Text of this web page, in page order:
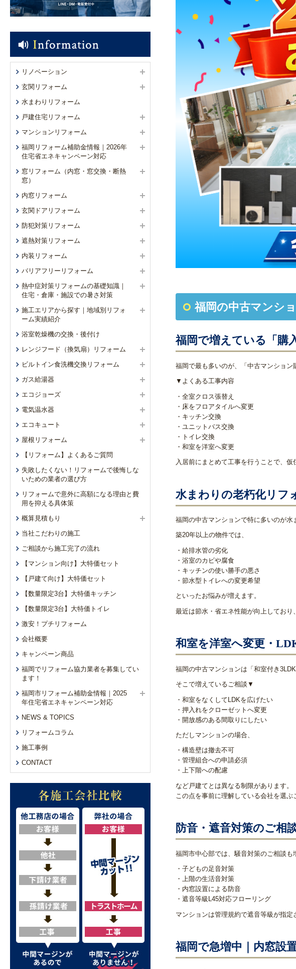
福岡の中古マンシ
福岡で増えている「購
福岡で最も多いのが、「中古マンション
▼よくある工事内容
・全室クロス張替え
・床をフロアタイルへ変更
・キッチン交換
・ユニットバス交換
・トイレ交換
・和室を洋室へ変更
入居前にまとめて工事を行うことで、
水まわりの老朽化リフ
福岡の中古マンションで特に多いのが水
築20年以上の物件では、
・給排水管の劣化
・浴室のカビや腐食
・キッチンの使い勝手の悪さ
・節水型トイレへの変更希望
といったお悩みが増えます。
最近は節水・省エネ性能が向上しており
和室を洋室へ変更・
福岡の中古マンションは「和室付き
そこで増えているご相談▼
・和室をなくしてLDKを広げたい
・押入れをクローゼットへ変更
・開放感のある間取りにしたい
ただしマンションの場合、
・構造壁は撤去不可
・管理組合への申請必須
・上下階への配慮
など戸建てとは異なる制限があります。
この点を事前に理解している会社を選ぶ
防音・遮音対策のご相
福岡市中心部では、騒音対策のご相談も
・子どもの足音対策
・上階の生活音対策
・内窓設置による防音
・遮音等級L45対応フローリング
マンションは管理規約で遮音等級が指定
福岡で急増中｜内窓設
リノベーション
玄関リフォーム
水まわりリフォーム
戸建住宅リフォーム
マンションリフォーム
福岡リフォーム補助金情報｜2026年
住宅省エネキャンペーン対応
窓リフォーム（内窓・窓交換・断熱
窓）
内窓リフォーム
玄関ドアリフォーム
防犯対策リフォーム
遮熱対策リフォーム
内装リフォーム
バリアフリーリフォーム
熱中症対策リフォームの基礎知識｜
住宅・倉庫・施設での暑さ対策
施工エリアから探す｜地域別リフォ
ーム実績紹介
浴室乾燥機の交換・後付け
レンジフード（換気扇）リフォーム
ビルトイン食洗機交換リフォーム
ガス給湯器
エコジョーズ
電気温水器
エコキュート
屋根リフォーム
【リフォーム】よくあるご質問
失敗したくない！リフォームで後悔しな
いための業者の選び方
リフォームで意外に高額になる理由と費
用を抑える具体策
概算見積もり
当社こだわりの施工
ご相談から施工完了の流れ
【マンション向け】大特価セット
【戸建て向け】大特価セット
【数量限定3台】大特価キッチン
【数量限定3台】大特価トイレ
激安！プチリフォーム
会社概要
キャンペーン商品
福岡でリフォーム協力業者を募集してい
ます！
福岡市リフォーム補助金情報｜2025
年住宅省エネキャンペーン対応
NEWS & TOPICS
リフォームコラム
施工事例
CONTACT